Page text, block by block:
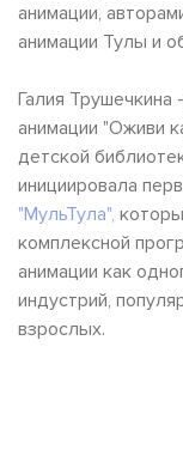
анимации,
анимации Тулы и
Галия Трушечкина
анимации "Оживи
детской
инициировала
"МульТула",
комплексной
анимации как
индустрий,
взрослых.